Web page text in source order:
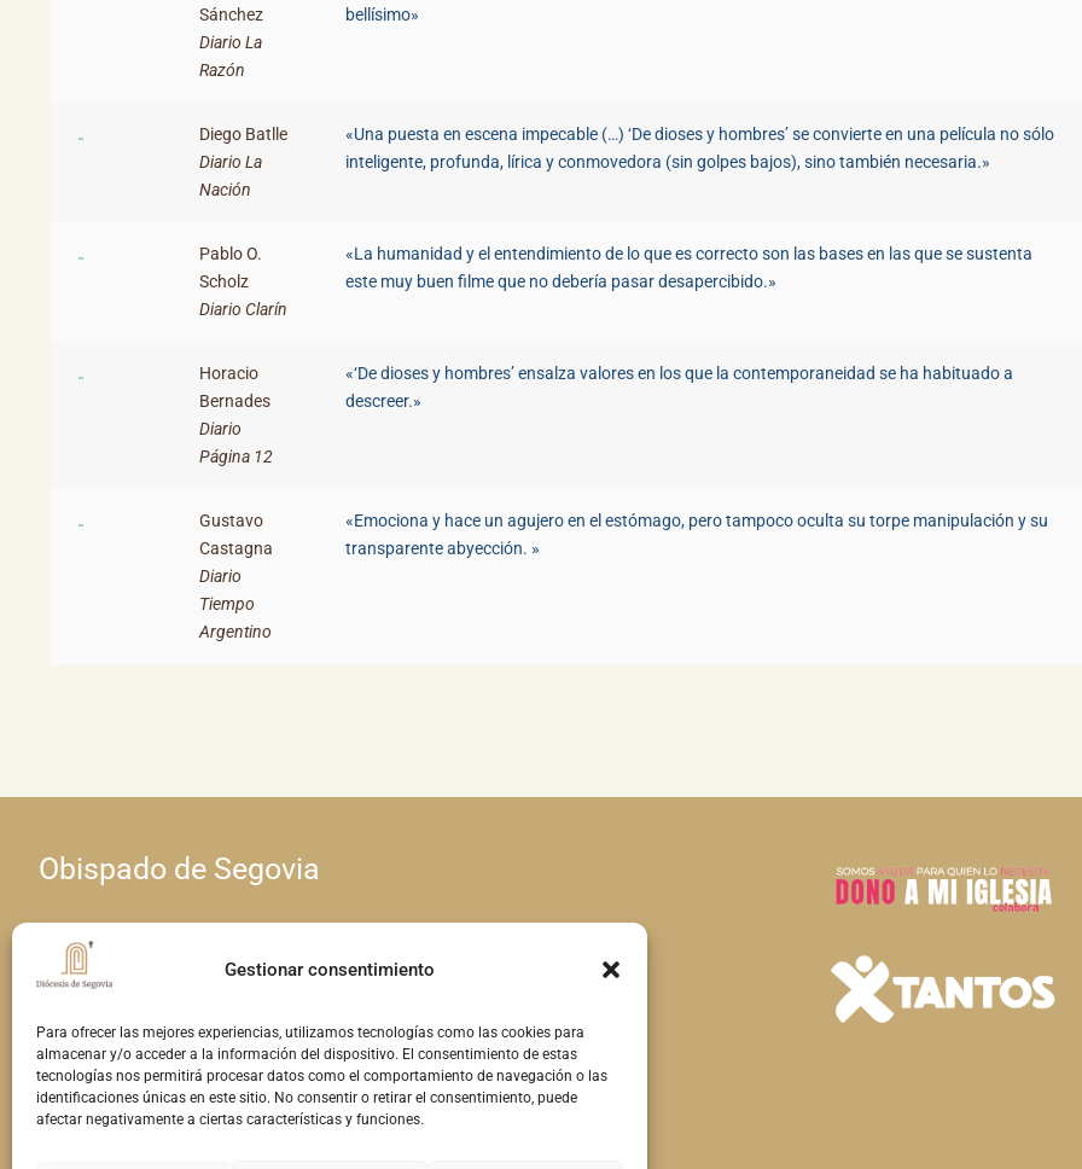
Gestionar consentimiento
Para ofrecer las mejores experiencias, utilizamos tecnologías como las cookies para
almacenar y/o acceder a la información del dispositivo. El consentimiento de estas
tecnologías nos permitirá procesar datos como el comportamiento de navegación o las
identificaciones únicas en este sitio. No consentir o retirar el consentimiento, puede
afectar negativamente a ciertas características y funciones.
Sánchez
Diario La
Razón
bellísimo»
Diego Batlle
Diario La
Nación
«Una puesta en escena impecable (…) ‘De dioses y hombres’ se convierte en una película no sólo
inteligente, profunda, lírica y conmovedora (sin golpes bajos), sino también necesaria.»
Pablo O.
Scholz
Diario Clarín
«La humanidad y el entendimiento de lo que es correcto son las bases en las que se sustenta
este muy buen filme que no debería pasar desapercibido.»
Horacio
Bernades
Diario
Página 12
«‘De dioses y hombres’ ensalza valores en los que la contemporaneidad se ha habituado a
descreer.»
Gustavo
Castagna
Diario
Tiempo
Argentino
«Emociona y hace un agujero en el estómago, pero tampoco oculta su torpe manipulación y su
transparente abyección. »
Obispado de Segovia
Calle Seminario, 4 • 40001 Segovia
comunicacion@obispadodesegovia.es